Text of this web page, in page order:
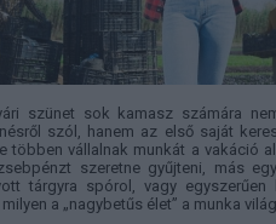
szünet sok kamasz számára
szól, hanem az első saját
többen vállalnak munkát a vakáció
szeretne gyűjteni, más
tárgyra spórol, vagy egyszerűen
milyen a „nagybetűs élet” a munka